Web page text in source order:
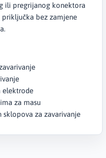
ili pregrijanog konektora
bez zamjene
elektrode
za masu
za zavarivanje